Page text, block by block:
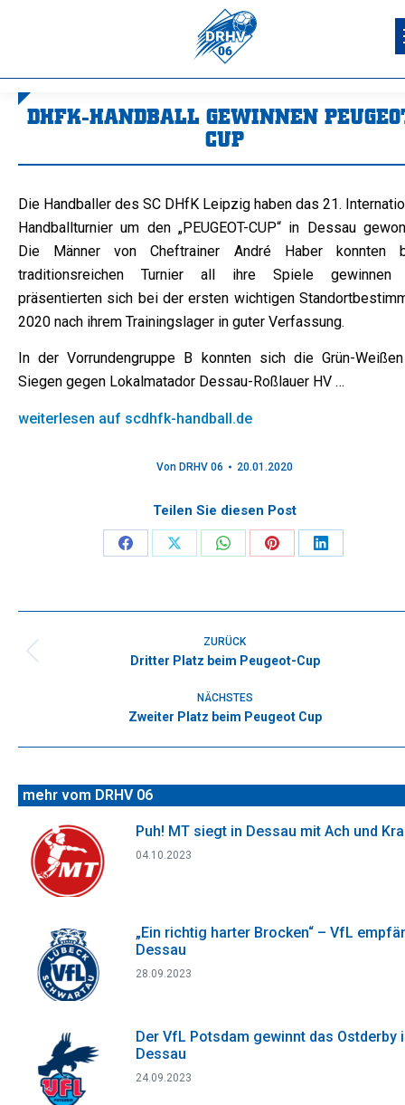
DHFK-HANDBALL GEWINNEN
CUP
Die Handballer des SC DHfK Leipzig haben das 21.
Handballturnier um den „PEUGEOT-CUP“ in Dessau
Die Männer von Cheftrainer André Haber konnten
traditionsreichen Turnier all ihre Spiele gewinnen
präsentierten sich bei der ersten wichtigen
2020 nach ihrem Trainingslager in guter Verfassung.
In der Vorrundengruppe B konnten sich die Grün-
Siegen gegen Lokalmatador Dessau-Roßlauer HV …
weiterlesen auf scdhfk-handball.de
Von DRHV 06 20.01.2020
Teilen Sie diesen Post
Share
Facebook
Share
X
Share
WhatsApp
Share
Pinterest
Share
LinkedIn
ZURÜCK
Vorheriger
Dritter Platz beim Peugeot-Cup
NÄCHSTES
Nächster
Zweiter Platz beim Peugeot Cup
mehr vom DRHV 06
Puh! MT siegt in Dessau mit Ach und
04.10.2023
„Ein richtig harter Brocken“ – VfL
Dessau
28.09.2023
Der VfL Potsdam gewinnt das Ostderby
Dessau
24.09.2023